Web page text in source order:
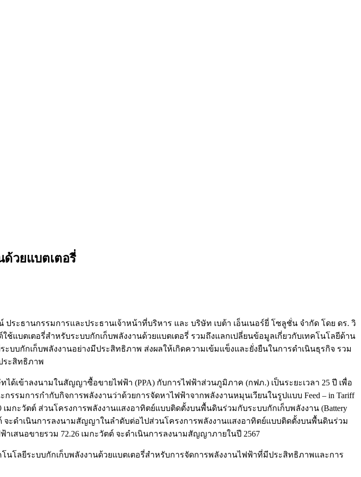
ด้วยแบตเตอรี่
ธานกรรมการและประธานเจ้าหน้าที่บริหาร และ บริษัท เบต้า เอ็นเนอร์ยี่ โซลูชั่น จำกัด โดย ดร. วิ
บตเตอรี่สำหรับระบบกักเก็บพลังงานด้วยแบตเตอรี่ รวมถึงแลกเปลี่ยนข้อมูลเกี่ยวกับเทคโนโลยีด้าน
บบกักเก็บพลังงานอย่างมีประสิทธิภาพ ส่งผลให้เกิดความเข้มแข็งและยั่งยืนในการดำเนินธุรกิจ รวม
ระสิทธิภาพ
เข้าลงนามในสัญญาซื้อขายไฟฟ้า (PPA) กับการไฟฟ้าส่วนภูมิภาค (กฟภ.) เป็นระยะเวลา 25 ปี เพื่อ
รมการกำกับกิจการพลังงานว่าด้วยการจัดหาไฟฟ้าจากพลังงานหมุนเวียนในรูปแบบ Feed – in Tariff
มกะวัตต์ ส่วนโครงการพลังงานแสงอาทิตย์แบบติดตั้งบนพื้นดินร่วมกับระบบกักเก็บพลังงาน (Battery
ต์ จะดำเนินการลงนามสัญญาในลำดับต่อไปส่วนโครงการพลังงานแสงอาทิตย์แบบติดตั้งบนพื้นดินร่วม
ฟ้าเสนอขายรวม 72.26 เมกะวัตต์ จะดำเนินการลงนามสัญญาภายในปี 2567
ลยีระบบกักเก็บพลังงานด้วยแบตเตอรี่สำหรับการจัดการพลังงานไฟฟ้าที่มีประสิทธิภาพและการ